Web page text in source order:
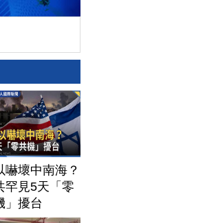
嚇壞中南海？
罕見5天「零
」擾台